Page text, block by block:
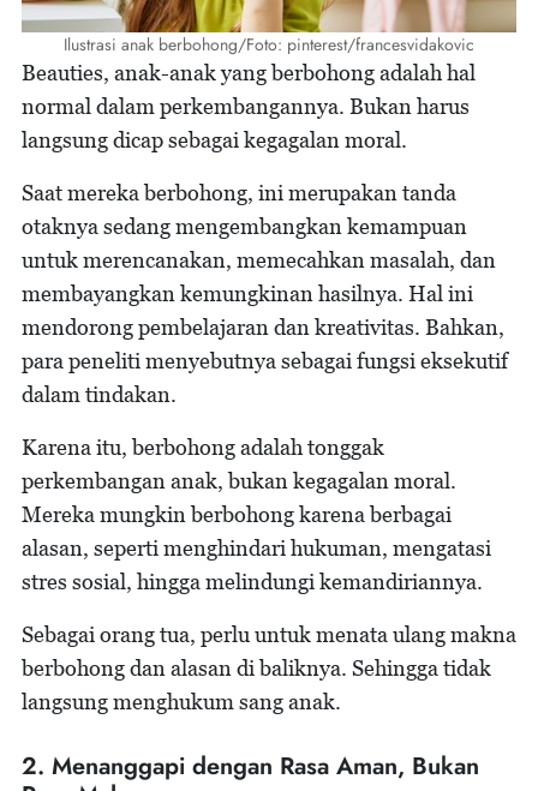
Ilustrasi anak berbohong/Foto: pinterest/francesvidakovic
Beauties, anak-anak yang berbohong adalah hal
normal dalam perkembangannya. Bukan harus
langsung dicap sebagai kegagalan moral.
Saat mereka berbohong, ini merupakan tanda
otaknya sedang mengembangkan kemampuan
untuk merencanakan, memecahkan masalah, dan
membayangkan kemungkinan hasilnya. Hal ini
mendorong pembelajaran dan kreativitas. Bahkan,
para peneliti menyebutnya sebagai fungsi eksekutif
dalam tindakan.
Karena itu, berbohong adalah tonggak
perkembangan anak, bukan kegagalan moral.
Mereka mungkin berbohong karena berbagai
alasan, seperti menghindari hukuman, mengatasi
stres sosial, hingga melindungi kemandiriannya.
Sebagai orang tua, perlu untuk menata ulang makna
berbohong dan alasan di baliknya. Sehingga tidak
langsung menghukum sang anak.
2. Menanggapi dengan Rasa Aman, Bukan